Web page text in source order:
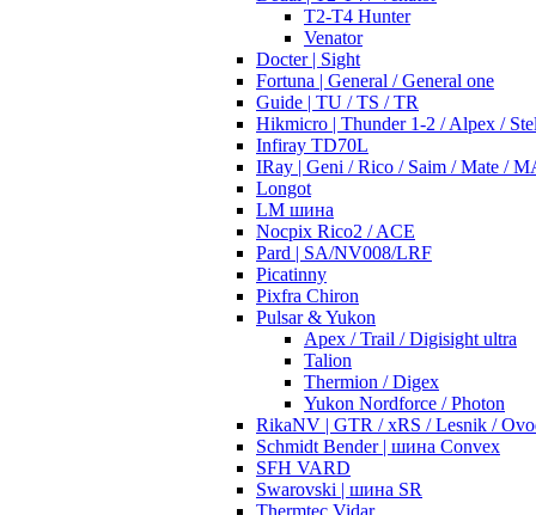
T2-T4 Hunter
Venator
Docter | Sight
Fortuna | General / General one
Guide | TU / TS / TR
Hikmicro | Thunder 1-2 / Alpex /
Infiray TD70L
IRay | Geni / Rico / Saim / Mate /
Longot
LM шина
Nocpix Rico2 / ACE
Pard | SA/NV008/LRF
Picatinny
Pixfra Chiron
Pulsar & Yukon
Apex / Trail / Digisight ultra
Talion
Thermion / Digex
Yukon Nordforce / Photon
RikaNV | GTR / xRS / Lesnik /
Schmidt Bender | шина Convex
SFH VARD
Swarovski | шина SR
Thermtec Vidar